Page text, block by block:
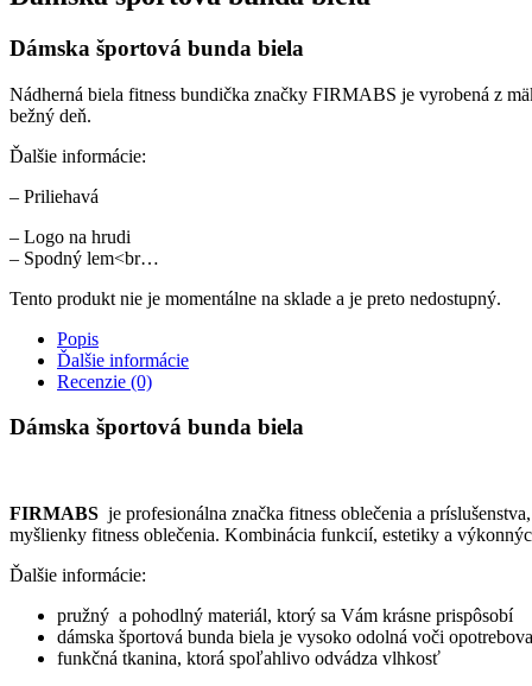
Dámska športová bunda biela
Nádherná biela fitness bundička značky FIRMABS je vyrobená z
bežný deň.
Ďalšie informácie:
– Priliehavá
– Logo na hrudi
– Spodný lem<br…
Tento produkt nie je momentálne na sklade a je preto nedostupný.
Popis
Ďalšie informácie
Recenzie (0)
Dámska športová bunda biela
FIRMABS je profesionálna značka fitness oblečenia a
myšlienky fitness oblečenia. Kombinácia funkcií, estetiky a
Ďalšie informácie:
pružný a pohodlný materiál, ktorý sa Vám krásne prispôsobí
dámska športová bunda biela je vysoko odolná voči
funkčná tkanina, ktorá spoľahlivo odvádza vlhkosť